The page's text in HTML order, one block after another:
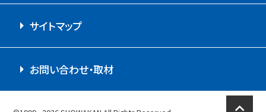
サイトマップ
お問い合わせ・取材